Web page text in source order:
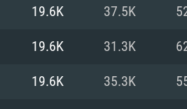
19.6K 37.5K
19.6K 31.3K
19.6K 35.3K